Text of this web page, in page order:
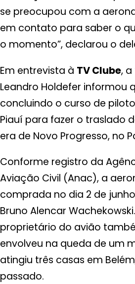
se preocupou com a
em contato para saber o
o momento”, declarou o
Em entrevista à TV Clube,
Leandro Holdefer informou
concluindo o curso de
Piauí para fazer o traslado
era de Novo Progresso, no
Conforme registro da
Aviação Civil (Anac), a
comprada no dia 2 de
Bruno Alencar
proprietário do avião
envolveu na queda de um
atingiu três casas em
passado.